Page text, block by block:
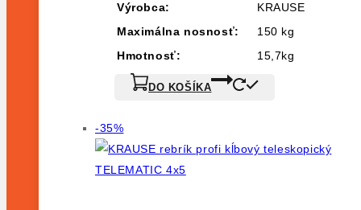
Výrobca:
KRAUSE
Maximálna nosnosť:
150 kg
Hmotnosť:
15,7kg
DO KOŠÍKA
-35%Výrobok
na
predaj